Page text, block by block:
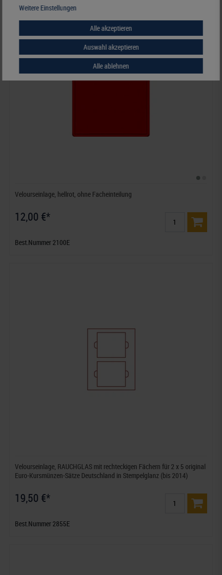
Velourseinlage, hellrot, ohne Facheinteilung
12,00 €*
Best.Nummer 2100E
Velourseinlage, RAUCHGLAS mit rechteckigen Fächern für 2 x 5 original
Euro-Kursmünzen-Sätze Deutschland in Stempelglanz (bis 2014)
19,50 €*
Best.Nummer 2855E
Weitere Einstellungen
Alle akzeptieren
Auswahl akzeptieren
Alle ablehnen